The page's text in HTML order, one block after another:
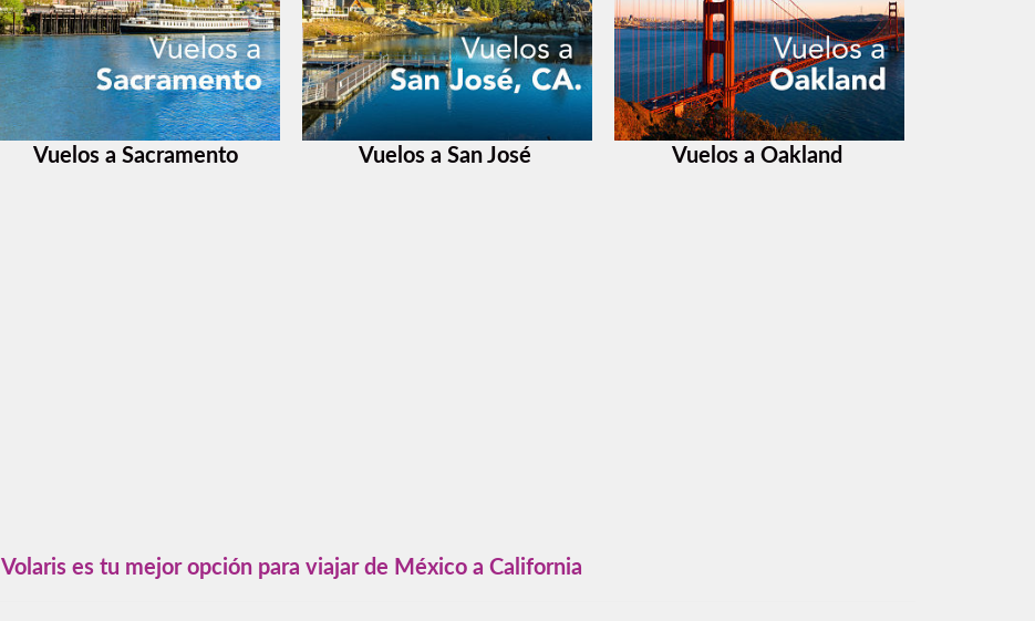
Vuelos a Sacramento Vuelos a San José Vuelos a Oakland
Volaris es tu mejor opción para viajar de México a California